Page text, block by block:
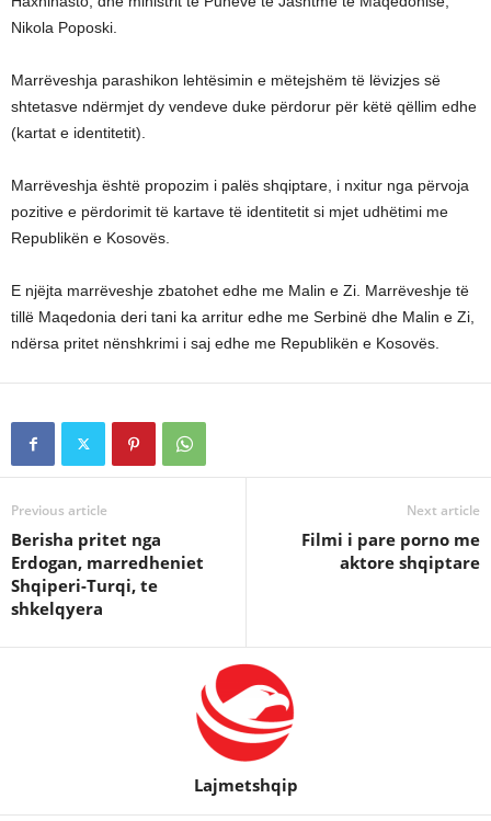
Nikola Poposki.
Marrëveshja parashikon lehtësimin e mëtejshëm të lëvizjes së
shtetasve ndërmjet dy vendeve duke përdorur për këtë qëllim edhe
(kartat e identitetit).
Marrëveshja është propozim i palës shqiptare, i nxitur nga përvoja
pozitive e përdorimit të kartave të identitetit si mjet udhëtimi me
Republikën e Kosovës.
E njëjta marrëveshje zbatohet edhe me Malin e Zi. Marrëveshje të
tillë Maqedonia deri tani ka arritur edhe me Serbinë dhe Malin e Zi,
ndërsa pritet nënshkrimi i saj edhe me Republikën e Kosovës.
Previous article
Berisha pritet nga
Erdogan, marredheniet
Shqiperi-Turqi, te
shkelqyera
Next article
Filmi i pare porno me
aktore shqiptare
Lajmetshqip